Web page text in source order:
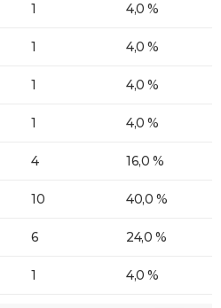
1 4,0 %
1 4,0 %
1 4,0 %
1 4,0 %
4 16,0 %
10 40,0 %
6 24,0 %
1 4,0 %